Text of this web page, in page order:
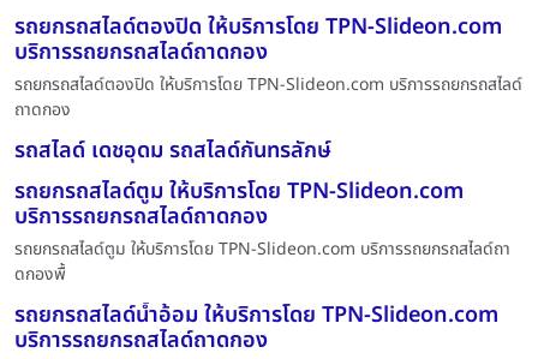
รถยกรถสไลด์ตองปิด ให้บริการโดย TPN-Slideon.com
บริการรถยกรถสไลด์ถาดกอง
รถยกรถสไลด์ตองปิด ให้บริการโดย TPN-Slideon.com บริการรถยกรถสไลด์
ถาดกอง
รถสไลด์ เดชอุดม รถสไลด์กันทรลักษ์
รถยกรถสไลด์ตูม ให้บริการโดย TPN-Slideon.com
บริการรถยกรถสไลด์ถาดกอง
รถยกรถสไลด์ตูม ให้บริการโดย TPN-Slideon.com บริการรถยกรถสไลด์ถา
ดกองพื้
รถยกรถสไลด์น้ำอ้อม ให้บริการโดย TPN-Slideon.com
บริการรถยกรถสไลด์ถาดกอง